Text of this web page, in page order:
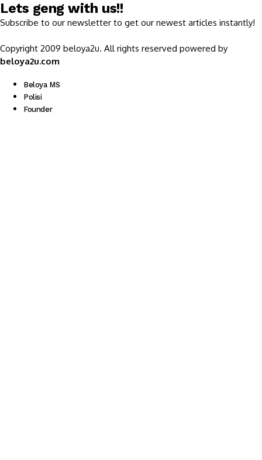
Lets geng with us!!
Subscribe to our newsletter to get our newest articles instantly!
Copyright 2009 beloya2u. All rights reserved powered by
beloya2u.com
Beloya MS
Polisi
Founder